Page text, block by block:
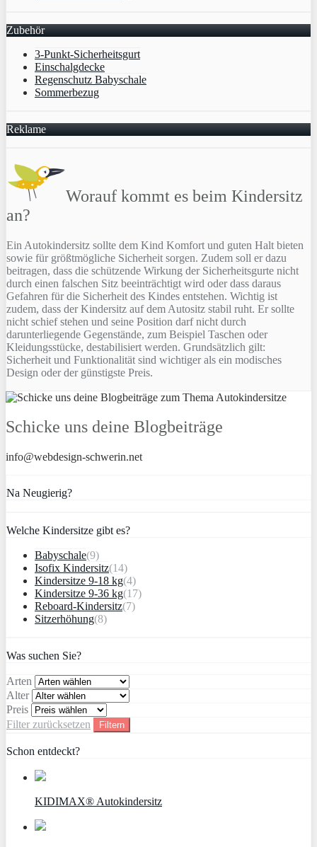
Zubehör
3-Punkt-Sicherheitsgurt
Einschalgdecke
Regenschutz Babyschale
Sommerbezug
Reklame
Worauf kommt es beim Kindersitz
an?
Ein Autokindersitz sollte dem Kind Komfort und guten Halt bieten
sowie für größtmögliche Sicherheit sorgen. Zudem soll er dazu
beitragen, dass die schützende Wirkung der Sicherheitsgurte nicht
durch einen falschen Sitz beeinträchtigt wird oder dass daraus
Gefahren für die Sicherheit des Kindes entstehen. Wichtig ist
zudem, dass der Kindersitz auf dem Autositz stabil ruht. Er sollte
nicht schief stehen und seine Position darf nicht durch
darunterliegende Gegenstände, zum Beispiel Taschen oder
Kleidungsstücke, destabilisiert werden. Grundsätzlich gilt:
Sicherheit und Funktionalität sind wichtiger als ein modisches
Design oder der günstigste Preis.
Schicke uns deine Blogbeiträge
info@webdesign-schwerin.net
Na Neugierig?
Welche Kindersitze gibt es?
Babyschale(9)
Isofix Kindersitz(14)
Kindersitze 9-18 kg(4)
Kindersitze 9-36 kg(17)
Reboard-Kindersitz(7)
Sitzerhöhung(8)
Was suchen Sie?
Arten
Alter
Preis
Filter zurücksetzen
Filtern
Schon entdeckt?
KIDIMAX® Autokindersitz